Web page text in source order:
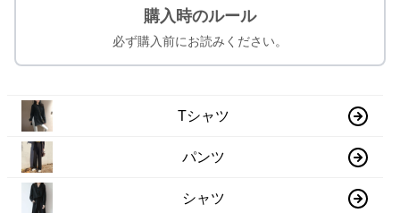
購入時のルール
必ず購入前にお読みください。
Tシャツ
パンツ
シャツ